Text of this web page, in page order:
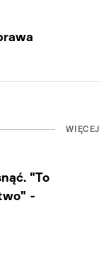
WIĘCEJ
"To
-